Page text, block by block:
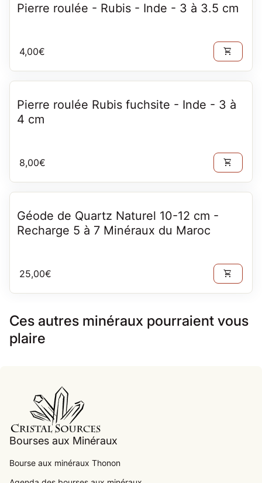
Pierre roulée - Rubis - Inde - 3 à 3.5 cm
Prix normal
4,00€ shopping_cart
Pierre roulée Rubis fuchsite - Inde - 3 à
4 cm
Prix normal
8,00€ shopping_cart
Géode de Quartz Naturel 10-12 cm -
Recharge 5 à 7 Minéraux du Maroc
Prix normal
25,00€ shopping_cart
Ces autres minéraux pourraient vous
plaire
Bourses aux Minéraux
Bourse aux minéraux Thonon